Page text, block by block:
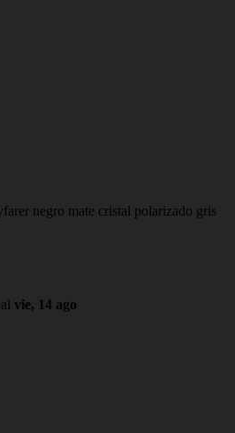
negro mate cristal polarizado gris
al vie, 14 ago